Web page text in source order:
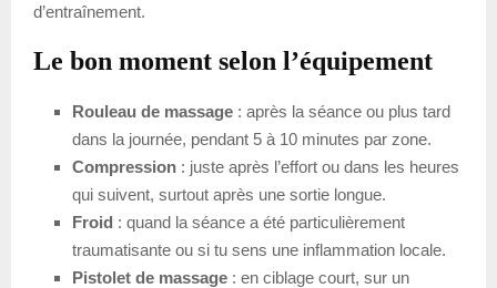
d’entraînement.
Le bon moment selon l’équipement
Rouleau de massage : après la séance ou plus tard
dans la journée, pendant 5 à 10 minutes par zone.
Compression : juste après l’effort ou dans les heures
qui suivent, surtout après une sortie longue.
Froid : quand la séance a été particulièrement
traumatisante ou si tu sens une inflammation locale.
Pistolet de massage : en ciblage court, sur un